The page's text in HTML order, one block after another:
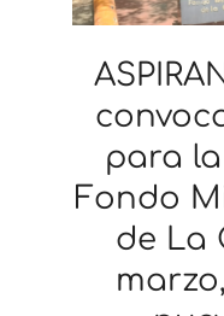
para
Fondo
de La